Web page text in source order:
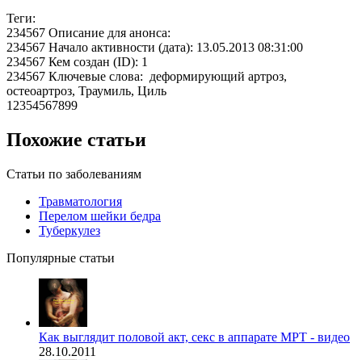
Теги:
234567 Описание для анонса:
234567 Начало активности (дата): 13.05.2013 08:31:00
234567 Кем создан (ID): 1
234567 Ключевые слова: деформирующий артроз,
остеоартроз, Траумиль, Циль
12354567899
Похожие статьи
Статьи по заболеваниям
Травматология
Перелом шейки бедра
Туберкулез
Популярные статьи
Как выглядит половой акт, секс в аппарате МРТ - видео
28.10.2011